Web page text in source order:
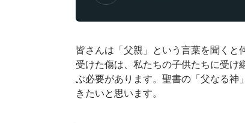
皆さんは「父親」という言葉を聞く
受けた傷は、私たちの子供たちに受
ぶ必要があります。聖書の「父なる
きたいと思います。